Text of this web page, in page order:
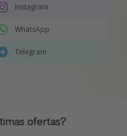
Instagram
WhatsApp
Telegram
ofertas?